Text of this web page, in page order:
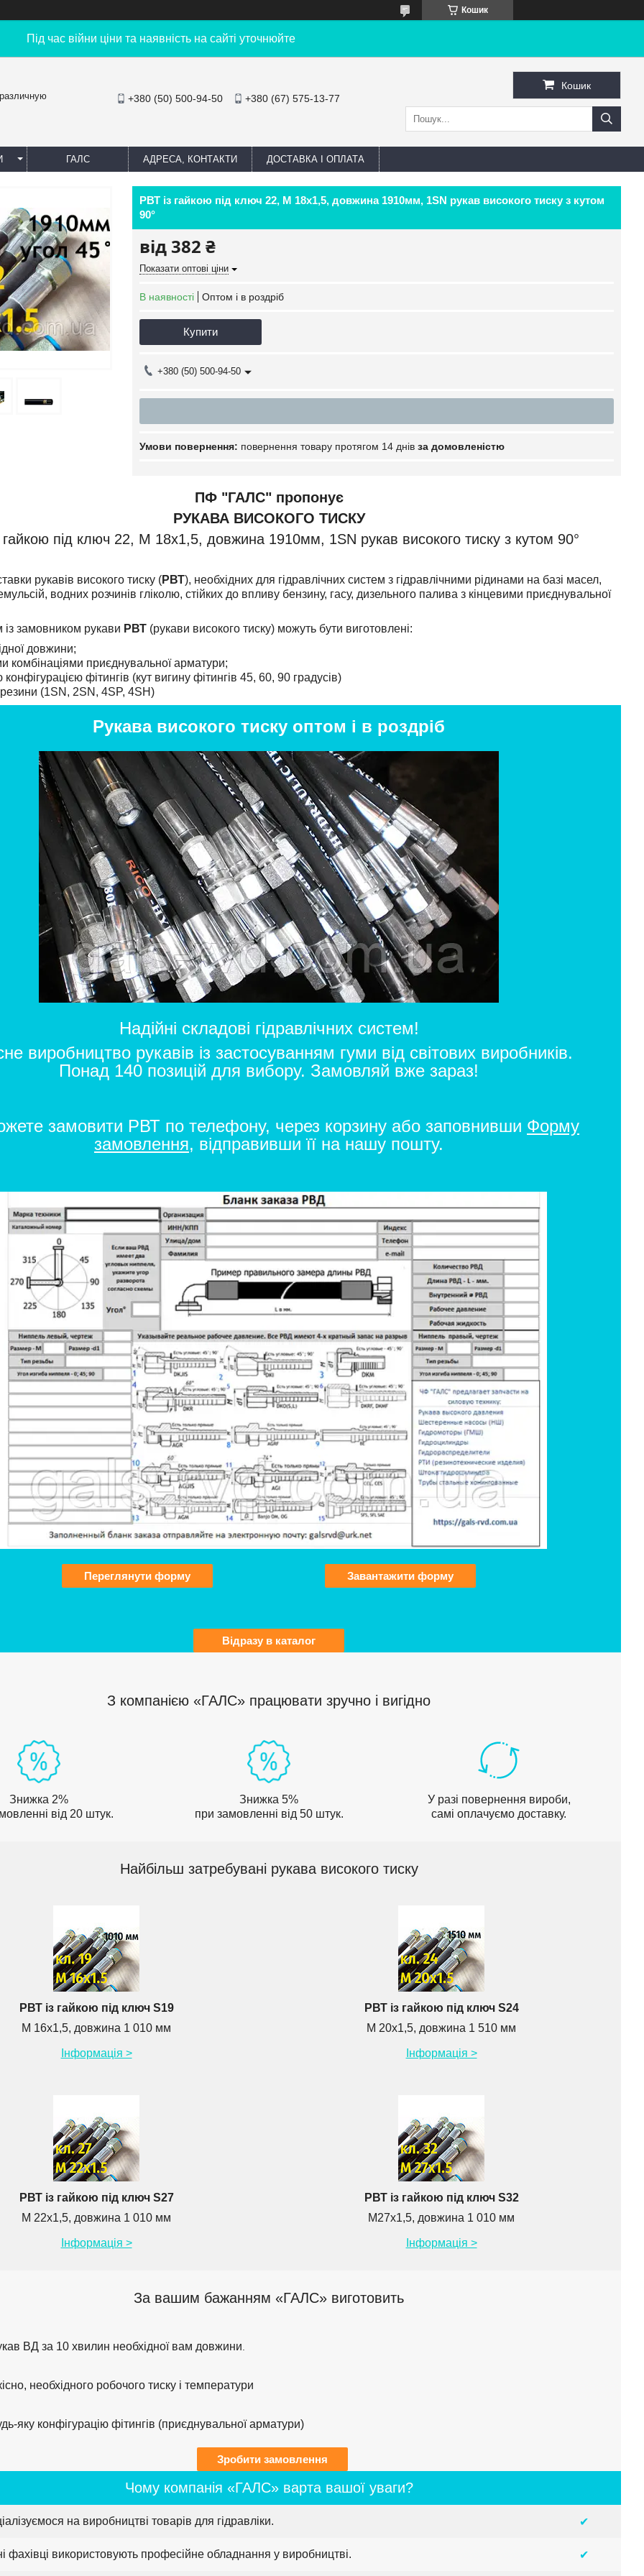
Кошик
Під час війни ціни та наявність на сайті уточнюйте
+380 (50) 500-94-50 +380 (67) 575-13-77
Кошик
ГАЛС АДРЕСА, КОНТАКТИ ДОСТАВКА І ОПЛАТА
РВТ із гайкою під ключ 22, М 18х1,5, довжина 1910мм, 1SN рукав високого тиску з кутом
90°
від 382 ₴
Показати оптові ціни
В наявності Оптом і в роздріб
Купити
+380 (50) 500-94-50
повернення товару протягом 14 днів за домовленістю
ПФ "ГАЛС" пропонує
РУКАВА ВИСОКОГО ТИСКУ
гайкою під ключ 22, М 18х1,5, довжина 1910мм, 1SN рукав високого тиску з кутом 90°
рукавів високого тиску (РВТ), необхідних для гідравлічних систем з гідравлічними рідинами на базі масел,
водних розчинів гліколю, стійких до впливу бензину, гасу, дизельного палива з кінцевими приєднувальної
замовником рукави РВТ (рукави високого тиску) можуть бути виготовлені:
довжини;
комбінаціями приєднувальної арматури;
фітингів (кут вигину фітингів 45, 60, 90 градусів)
резини (1SN, 2SN, 4SP, 4SH)
Рукава високого тиску оптом і в роздріб
Надійні складові гідравлічних систем!
виробництво рукавів із застосуванням гуми від світових виробників.
Понад 140 позицій для вибору. Замовляй вже зараз!
замовити РВТ по телефону, через корзину або заповнивши Форму
замовлення, відправивши її на нашу пошту.
Переглянути форму Завантажити форму
Відразу в каталог
З компанією «ГАЛС» працювати зручно і вигідно
Знижка 2%
від 20 штук.
Знижка 5%
при замовленні від 50 штук.
У разі повернення вироби,
самі оплачуємо доставку.
Найбільш затребувані рукава високого тиску
РВТ із гайкою під ключ S19
М 16х1,5, довжина 1 010 мм
Інформація >
РВТ із гайкою під ключ S24
М 20х1,5, довжина 1 510 мм
Інформація >
РВТ із гайкою під ключ S27
М 22х1,5, довжина 1 010 мм
Інформація >
РВТ із гайкою під ключ S32
М27х1,5, довжина 1 010 мм
Інформація >
За вашим бажанням «ГАЛС» виготовить
ВД за 10 хвилин необхідної вам довжини
необхідного робочого тиску і температури
яку конфігурацію фітингів (приєднувальної арматури)
Зробити замовлення
Чому компанія «ГАЛС» варта вашої уваги?
на виробництві товарів для гідравліки. ✔
фахівці використовують професійне обладнання у виробництві. ✔